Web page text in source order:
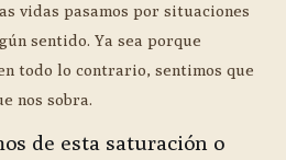
vidas pasamos por situaciones
sentido. Ya sea porque
todo lo contrario, sentimos que
nos sobra.
de esta saturación o